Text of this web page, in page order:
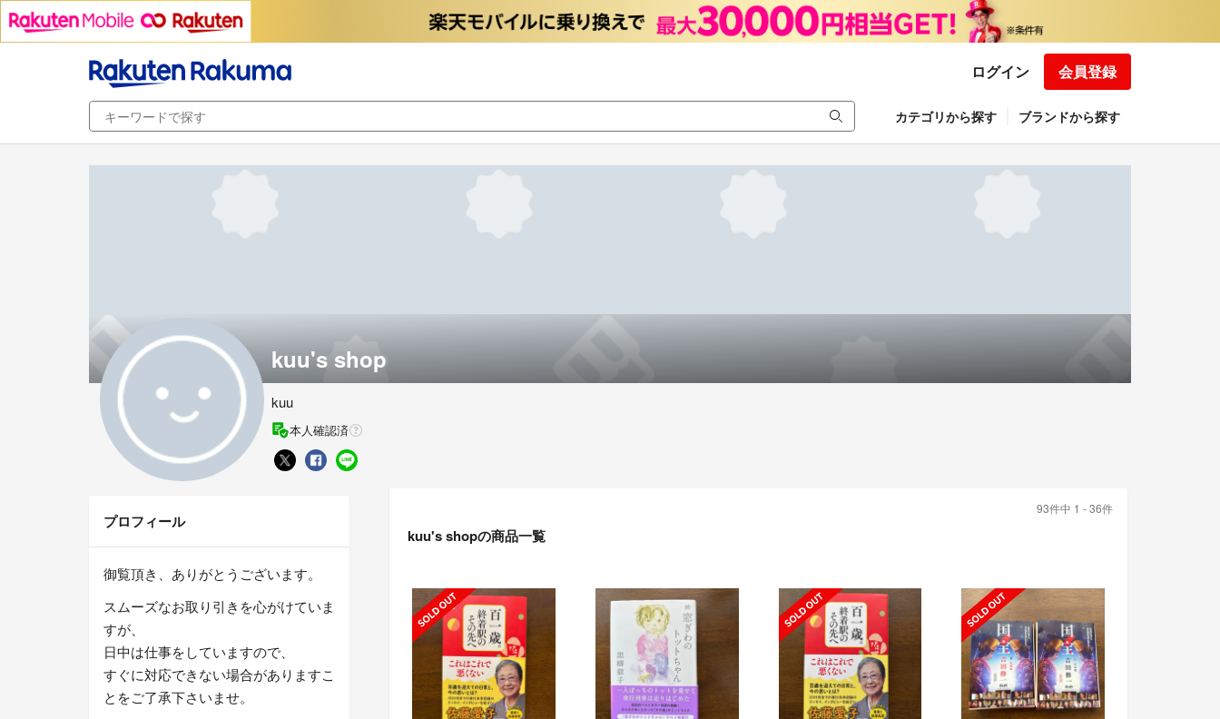
ログイン 会員登録
カテゴリから探す ブランドから探す
kuu's shop
kuu
本人確認済
93件中 1 - 36件
kuu's shopの商品一覧
プロフィール
御覧頂き、ありがとうございます。
スムーズなお取り引きを心がけていま
すが、
日中は仕事をしていますので、
すぐに対応できない場合がありますこ
とをご了承下さいませ。